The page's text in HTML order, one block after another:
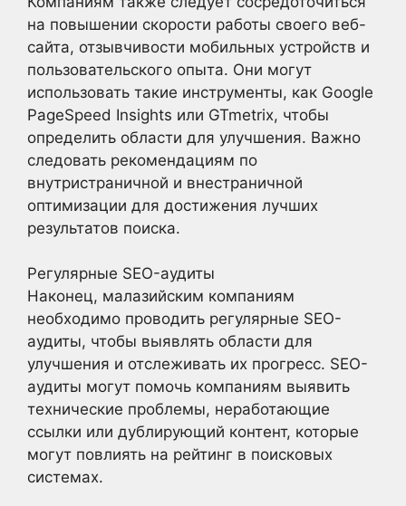
на повышении скорости работы своего веб-
сайта, отзывчивости мобильных устройств и
пользовательского опыта. Они могут
использовать такие инструменты, как Google
PageSpeed Insights или GTmetrix, чтобы
определить области для улучшения. Важно
следовать рекомендациям по
внутристраничной и внестраничной
оптимизации для достижения лучших
результатов поиска.
Регулярные SEO-аудиты
Наконец, малазийским компаниям
необходимо проводить регулярные SEO-
аудиты, чтобы выявлять области для
улучшения и отслеживать их прогресс. SEO-
аудиты могут помочь компаниям выявить
технические проблемы, неработающие
ссылки или дублирующий контент, которые
могут повлиять на рейтинг в поисковых
системах.